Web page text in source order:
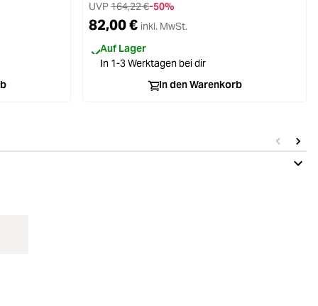
UVP164,22 €-50%
82,00 € inkl. MwSt.
Auf Lager
In 1-3 Werktagen bei dir
In den Warenkorb